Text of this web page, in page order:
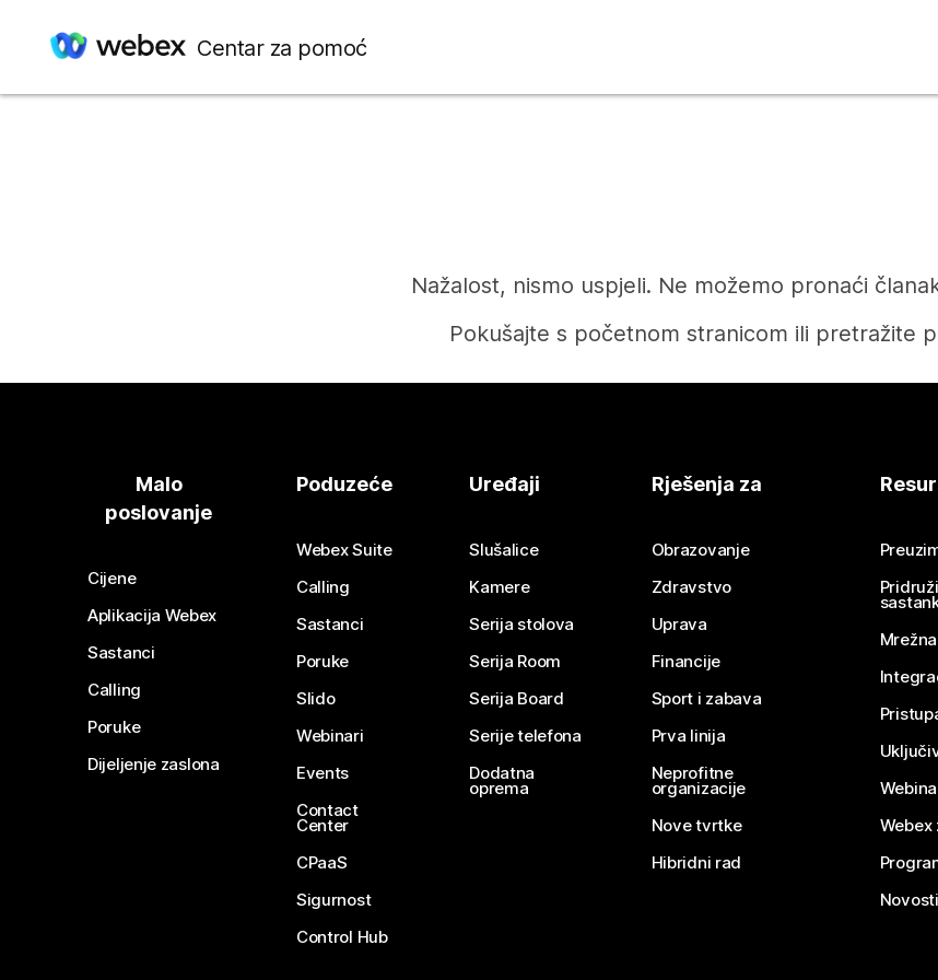
Centar za pomoć
Nažalost, nismo uspjeli. Ne možemo pronaći
Pokušajte s početnom stranicom ili pretražite
Tražite li odgovor?
Pošaljite pitanje
Malo
poslovanje
Cijene
Aplikacija Webex
Sastanci
Calling
Poruke
Dijeljenje zaslona
Poduzeće
Webex Suite
Calling
Sastanci
Poruke
Slido
Webinari
Events
Contact
Center
CPaaS
Sigurnost
Control Hub
Uređaji
Slušalice
Kamere
Serija stolova
Serija Room
Serija Board
Serije telefona
Dodatna
oprema
Rješenja za
Obrazovanje
Zdravstvo
Uprava
Financije
Sport i zabava
Prva linija
Neprofitne
organizacije
Nove tvrtke
Hibridni rad
Webex